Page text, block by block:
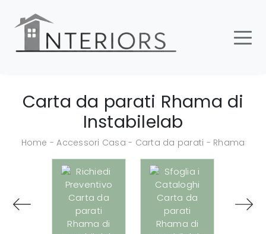
Carta da parati Rhama di
Instabilelab
Home -Accessori Casa - Carta da parati - Rhama